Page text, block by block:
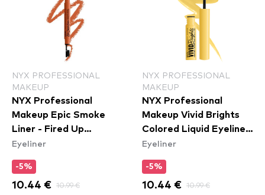
NYX PROFESSIONAL
MAKEUP
NYX Professional
Makeup Epic Smoke
Liner - Fired Up
(ESL05)
Eyeliner
-5%
10.44 € 10.99 €
NYX PROFESSIONAL
MAKEUP
NYX Professional
Makeup Vivid Brights
Colored Liquid Eyeliner
- Had Me At Yellow
Eyeliner
-5%
10.44 € 10.99 €